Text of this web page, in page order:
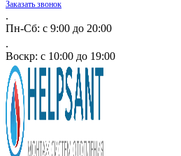
Заказать звонок
.
Пн-Сб: с 9:00 до 20:00
.
Воскр: с 10:00 до 19:00